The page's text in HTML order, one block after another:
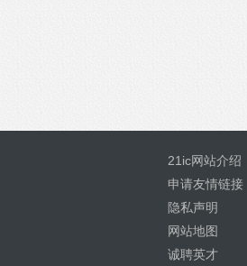
21ic网站介绍
申请友情链接
隐私声明
网站地图
诚聘英才